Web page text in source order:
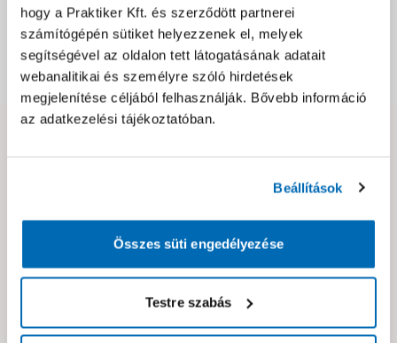
hogy a Praktiker Kft. és szerződött partnerei
számítógépén sütiket helyezzenek el, melyek
segítségével az oldalon tett látogatásának adatait
webanalitikai és személyre szóló hirdetések
megjelenítése céljából felhasználják. Bővebb információ
az adatkezelési tájékoztatóban.
Beállítások
Összes süti engedélyezése
Testre szabás
Csomagolási és súly információk
Dokumentumok, felelős személy
Neked ajánljuk!